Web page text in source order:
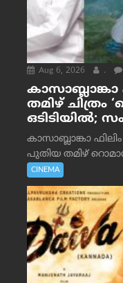
Aug 6, 2026 .
തമിഴ് ചിത്രം
ഒടിടിയിൽ;
കാസാബ്ലാങ്കാ
പുതിയ തമിഴ്
CINEMA